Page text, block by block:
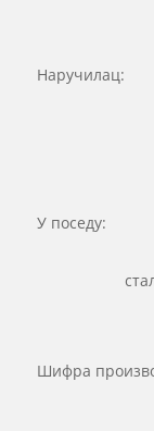
Наручилац:
У поседу:
Шифра